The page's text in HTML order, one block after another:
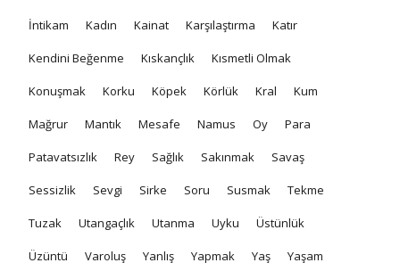
İntikam Kadın Kainat Karşılaştırma Katır
Kendini Beğenme Kıskançlık Kısmetli Olmak
Konuşmak Korku Köpek Körlük Kral Kum
Mağrur Mantık Mesafe Namus Oy Para
Patavatsızlık Rey Sağlık Sakınmak Savaş
Sessizlik Sevgi Sirke Soru Susmak Tekme
Tuzak Utangaçlık Utanma Uyku Üstünlük
Üzüntü Varoluş Yanlış Yapmak Yaş Yaşam